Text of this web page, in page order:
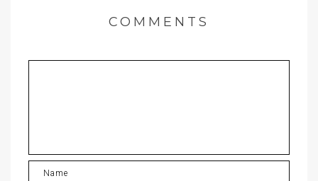
COMMENTS